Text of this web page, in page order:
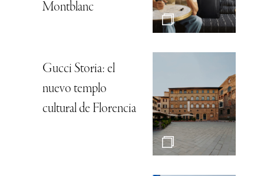
Montblanc
Gucci Storia: el
nuevo templo
cultural de Florencia